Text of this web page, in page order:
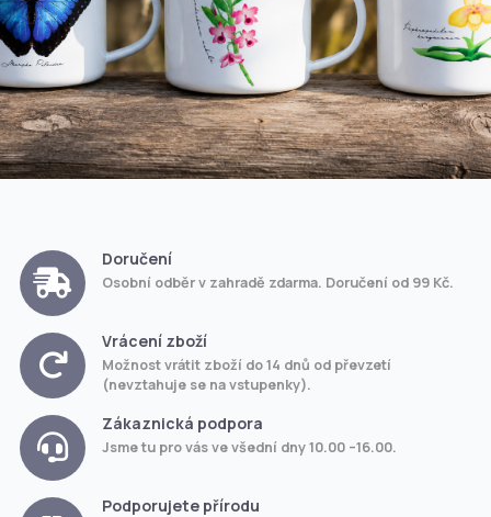
Doručení
Osobní odběr v zahradě zdarma. Doručení od 99 Kč.
Vrácení zboží
Možnost vrátit zboží do 14 dnů od převzetí
(nevztahuje se na vstupenky).
Zákaznická podpora
Jsme tu pro vás ve všední dny 10.00 –16.00.
Podporujete přírodu